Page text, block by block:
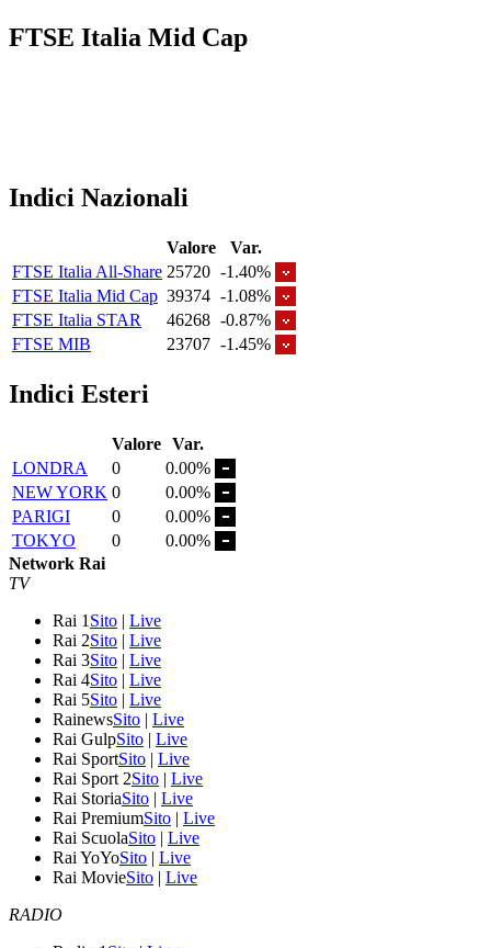
FTSE Italia Mid Cap
Indici Nazionali
Valore
Var.
FTSE Italia All-Share 25720 -1.40%
FTSE Italia Mid Cap 39374 -1.08%
FTSE Italia STAR
46268 -0.87%
FTSE MIB
23707 -1.45%
Indici Esteri
Valore Var.
LONDRA
0
0.00%
NEW YORK 0
0.00%
PARIGI
0
0.00%
TOKYO
0
0.00%
Network Rai
TV
Rai 1 Sito | Live
Rai 2Sito | Live
Rai 3Sito | Live
Rai 4Sito | Live
Rai 5Sito | Live
RainewsSito | Live
Rai GulpSito | Live
Rai SportSito | Live
Rai Sport 2Sito | Live
Rai StoriaSito | Live
Rai PremiumSito | Live
Rai ScuolaSito | Live
Rai YoYoSito | Live
Rai MovieSito | Live
RADIO